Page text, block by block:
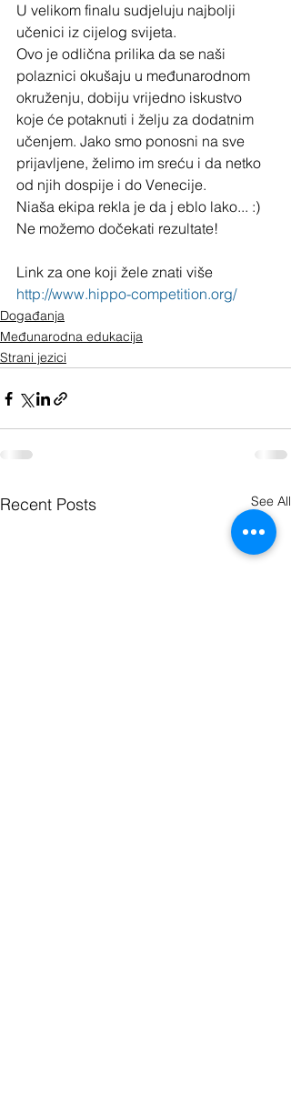
U velikom finalu sudjeluju najbolji
učenici iz cijelog svijeta.
Ovo je odlična prilika da se naši
polaznici okušaju u međunarodnom
okruženju, dobiju vrijedno iskustvo
koje će potaknuti i želju za dodatnim
učenjem. Jako smo ponosni na sve
prijavljene, želimo im sreću i da netko
od njih dospije i do Venecije.
Niaša ekipa rekla je da j eblo lako... :)
Ne možemo dočekati rezultate!
Link za one koji žele znati više
http://www.hippo-competition.org/
Događanja
Međunarodna edukacija
Strani jezici
Recent Posts See All